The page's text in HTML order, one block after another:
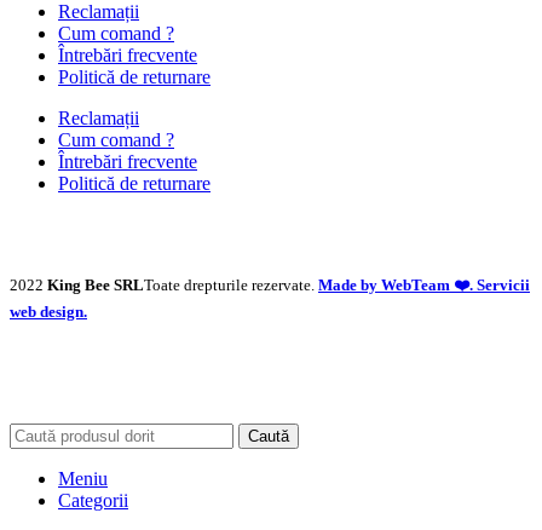
Reclamații
Cum comand ?
Întrebări frecvente
Politică de returnare
Reclamații
Cum comand ?
Întrebări frecvente
Politică de returnare
2022 King Bee SRLToate drepturile rezervate. Made by WebTeam ❤️. Servicii
web design.
Caută
Meniu
Categorii